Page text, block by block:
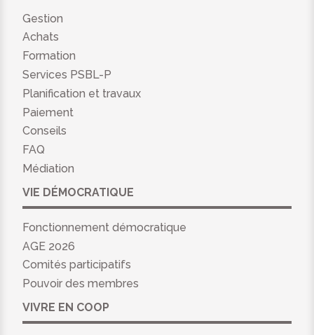
Gestion
Achats
Formation
Services PSBL-P
Planification et travaux
Paiement
Conseils
FAQ
Médiation
VIE DÉMOCRATIQUE
Fonctionnement démocratique
AGE 2026
Comités participatifs
Pouvoir des membres
VIVRE EN COOP